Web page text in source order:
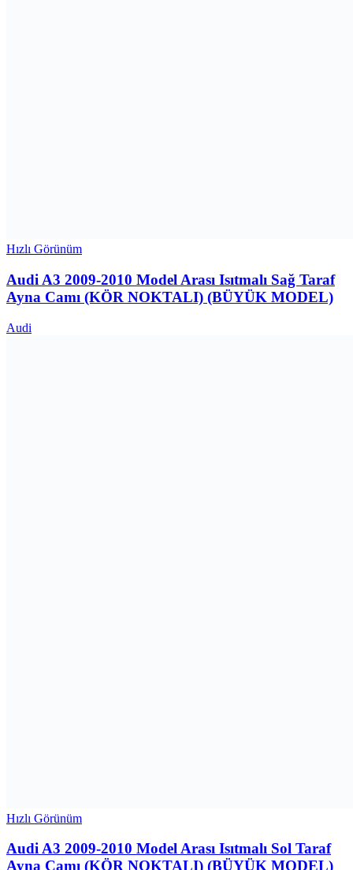
Hızlı Görünüm
Audi A3 2009-2010 Model Arası Isıtmalı Sağ Taraf
Ayna Camı (KÖR NOKTALI) (BÜYÜK MODEL)
Audi
Hızlı Görünüm
Audi A3 2009-2010 Model Arası Isıtmalı Sol Taraf
Ayna Camı (KÖR NOKTALI) (BÜYÜK MODEL)